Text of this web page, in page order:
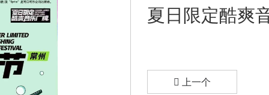
夏日限定酷爽
上一个